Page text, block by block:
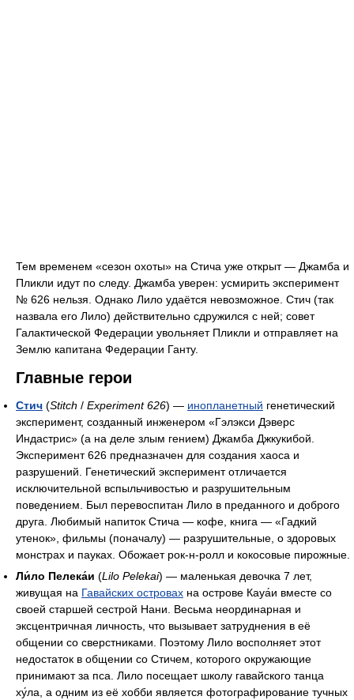
Тем временем «сезон охоты» на Стича уже открыт — Джамба и
Пликли идут по следу. Джамба уверен: усмирить эксперимент
№ 626 нельзя. Однако Лило удаётся невозможное. Стич (так
назвала его Лило) действительно сдружился с ней; совет
Галактической Федерации увольняет Пликли и отправляет на
Землю капитана Федерации Ганту.
Главные герои
Стич (Stitch / Experiment 626) — инопланетный генетический
эксперимент, созданный инженером «Гэлэкси Дэверс
Индастрис» (а на деле злым гением) Джамба Джкукибой.
Эксперимент 626 предназначен для создания хаоса и
разрушений. Генетический эксперимент отличается
исключительной вспыльчивостью и разрушительным
поведением. Был перевоспитан Лило в преданного и доброго
друга. Любимый напиток Стича — кофе, книга — «Гадкий
утенок», фильмы (поначалу) — разрушительные, о здоровых
монстрах и пауках. Обожает рок-н-ролл и кокосовые пирожные.
Ли́ло Пелека́и (Lilo Pelekai) — маленькая девочка 7 лет,
живущая на Гавайских островах на острове Кауа́и вместе со
своей старшей сестрой Нани. Весьма неординарная и
эксцентричная личность, что вызывает затруднения в её
общении со сверстниками. Поэтому Лило восполняет этот
недостаток в общении со Стичем, которого окружающие
принимают за пса. Лило посещает школу гавайского танца
ху́ла, а одним из её хобби является фотографирование тучных